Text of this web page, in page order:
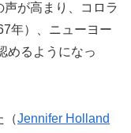
が高まり、コロラ
年）、ニューヨー
めるようになっ
（Jennifer Holland